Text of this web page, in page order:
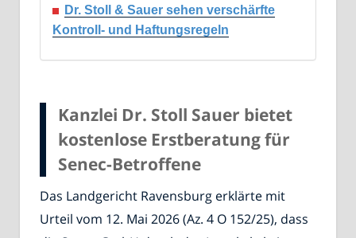
Dr. Stoll & Sauer sehen verschärfte
Kontroll- und Haftungsregeln
Kanzlei Dr. Stoll Sauer bietet
kostenlose Erstberatung für
Senec-Betroffene
Das Landgericht Ravensburg erklärte mit
Urteil vom 12. Mai 2026 (Az. 4 O 152/25), dass